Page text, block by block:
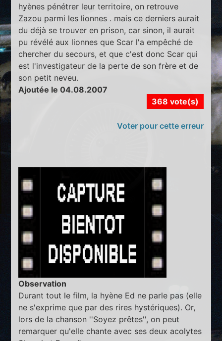
hyènes pénétrer leur territoire, on retrouve
Zazou parmi les lionnes . mais ce derniers aurait
du déjà se trouver en prison, car sinon, il aurait
pu révélé aux lionnes que Scar l'a empêché de
chercher du secours, et que c'est donc Scar qui
est l'investigateur de la perte de son frère et de
son petit neveu.
Ajoutée le 04.08.2007
368 vote(s)
Voter pour cette erreur
Observation
Durant tout le film, la hyène Ed ne parle pas (elle
ne s'exprime que par des rires hystériques). Or,
lors de la chanson ''Soyez prêtes'', on peut
remarquer qu'elle chante avec ses deux acolytes